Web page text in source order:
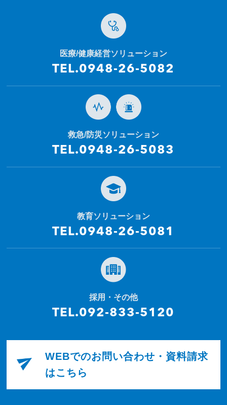
医療/健康経営ソリューション
TEL.0948-26-5082
救急/防災ソリューション
TEL.0948-26-5083
教育ソリューション
TEL.0948-26-5081
採用・その他
TEL.092-833-5120
WEBでのお問い合わせ・資料請求
はこちら